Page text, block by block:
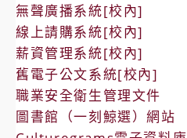
無聲廣播系統[校內]
線上請購系統[校內]
薪資管理系統[校內]
舊電子公文系統[校內]
職業安全衛生管理文件
圖書館（一刻鯨選）網站